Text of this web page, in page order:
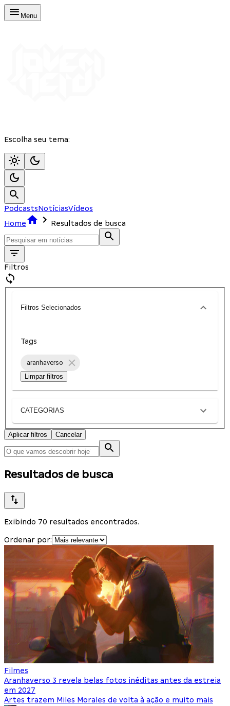
Menu
Escolha seu tema:
PodcastsNotíciasVídeos
Home
Resultados de busca
Filtros
Filtros Selecionados
Tags
aranhaverso
Limpar filtros
CATEGORIAS
Aplicar filtros Cancelar
Resultados de busca
Exibindo 70 resultados encontrados.
Ordenar por:
Filmes
Aranhaverso 3 revela belas fotos inéditas antes da estreia
em 2027
Artes trazem Miles Morales de volta à ação e muito mais